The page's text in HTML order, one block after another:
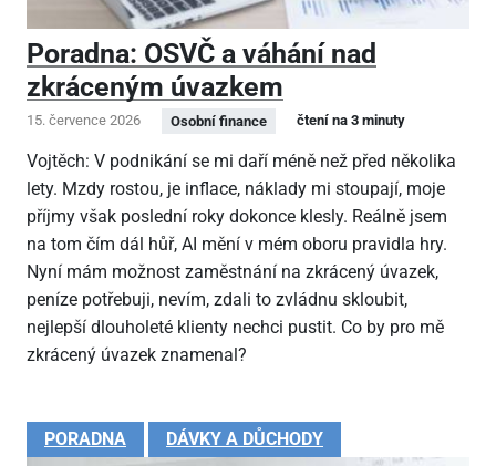
Poradna: OSVČ a váhání nad
zkráceným úvazkem
15. července 2026 Osobní finance čtení na 3 minuty
Vojtěch: V podnikání se mi daří méně než před několika
lety. Mzdy rostou, je inflace, náklady mi stoupají, moje
příjmy však poslední roky dokonce klesly. Reálně jsem
na tom čím dál hůř, AI mění v mém oboru pravidla hry.
Nyní mám možnost zaměstnání na zkrácený úvazek,
peníze potřebuji, nevím, zdali to zvládnu skloubit,
nejlepší dlouholeté klienty nechci pustit. Co by pro mě
zkrácený úvazek znamenal?
PORADNA DÁVKY A DŮCHODY